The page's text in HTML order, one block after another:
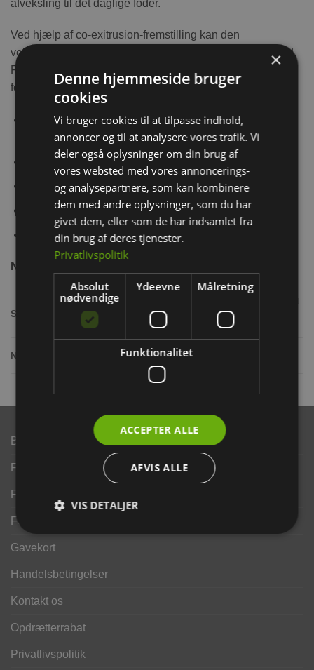
afveksling til det daglige foder.
Ved hjælp af co-exitrusion-fremstilling kan den
velsmagende, sprøde kiks fyldes med et dejligt, blødt fyld.
Fyldet indeholder vitamin A, D3, E og C såsom omega-3
fedtsyrer og fibre.
Co-exitrusion-fremstilling: sprød udenpå, blødt fyld
indeni
Aroma & smag
Til Hamster, kaniner, marsvin og andre gnavere
Med omega-3 fedtsyrer og vitaminer
Uden sukker
Næringsindhold
Sammesætning:
Korn, derivater af vegetabilsk oprindelse, fedt
og fedt (omega-3 fedtsyrer 2%), frugt (æble
9%), mineraler
Næringsstoffer:
Vitamin A 10000 IE, vitamin D3 1500 IE,
Brand
Finansering ANYDAY
Finansering Viabill
Fortrydelse og reklamationsret
Gavekort
Handelsbetingelser
Kontakt os
Opdrætterrabat
Privatlivspolitik
×
Denne hjemmeside bruger
cookies
Vi bruger cookies til at tilpasse indhold,
annoncer og til at analysere vores trafik. Vi
deler også oplysninger om din brug af
vores websted med vores annoncerings-
og analysepartnere, som kan kombinere
dem med andre oplysninger, som du har
givet dem, eller som de har indsamlet fra
din brug af deres tjenester.
Privatlivspolitik
Absolut
nødvendige
Ydeevne Målretning
Funktionalitet
ACCEPTER ALLE
AFVIS ALLE
VIS DETALJER